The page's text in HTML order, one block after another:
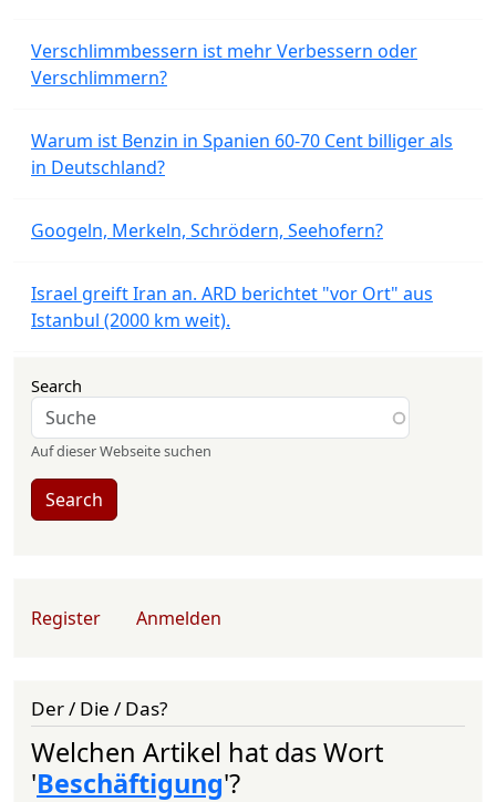
Verschlimmbessern ist mehr Verbessern oder
Verschlimmern?
Warum ist Benzin in Spanien 60-70 Cent billiger als
in Deutschland?
Googeln, Merkeln, Schrödern, Seehofern?
Israel greift Iran an. ARD berichtet "vor Ort" aus
Istanbul (2000 km weit).
Search
Auf dieser Webseite suchen
Search
User account menu
Register Anmelden
Der / Die / Das?
Welchen Artikel hat das Wort
'Beschäftigung'?